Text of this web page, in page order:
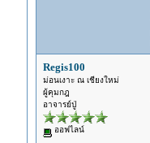
Regis100
ม่อนเงาะ ณ เชียงใหม่
ผู้คุมกฎ
อาจารย์ปู่
ออฟไลน์